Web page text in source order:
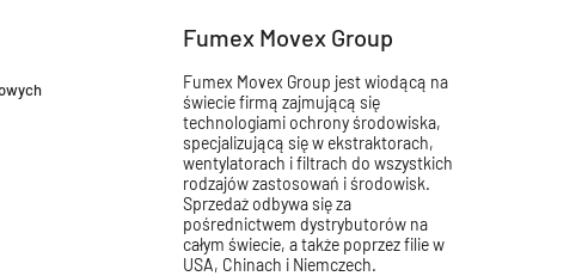
Fumex Movex Group
Fumex Movex Group jest wiodącą na
świecie firmą zajmującą się
technologiami ochrony środowiska,
specjalizującą się w ekstraktorach,
wentylatorach i filtrach do wszystkich
rodzajów zastosowań i środowisk.
Sprzedaż odbywa się za
pośrednictwem dystrybutorów na
całym świecie, a także poprzez filie w
USA, Chinach i Niemczech.